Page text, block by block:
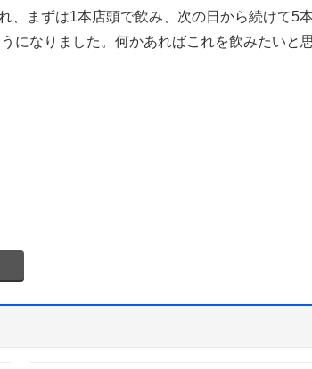
まずは1本店頭で飲み、次の日から続けて5
なりました。何かあればこれを飲みたいと